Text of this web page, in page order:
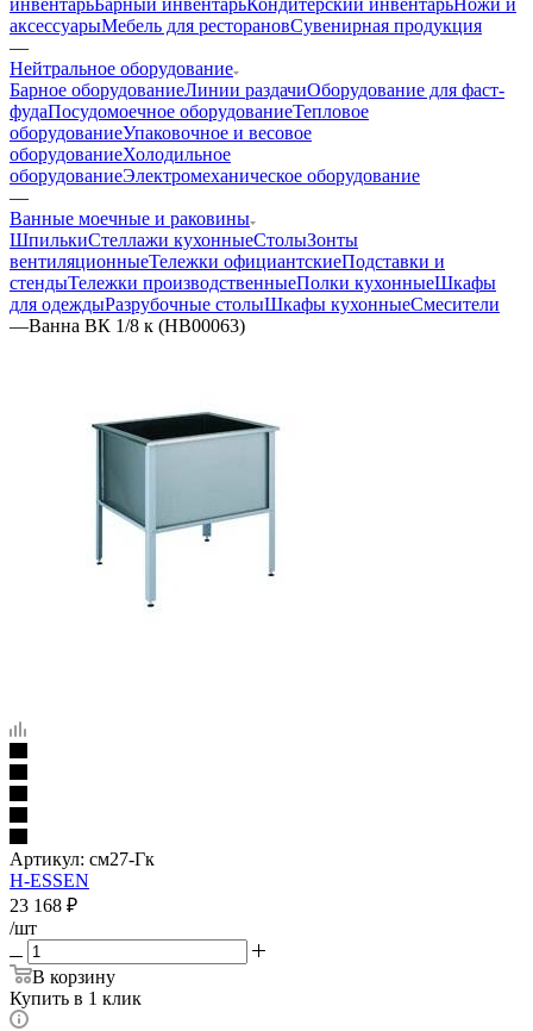
аксессуарыМебель для ресторановСувенирная продукция
—
Нейтральное оборудование
Барное оборудованиеЛинии раздачиОборудование для фаст-
фудаПосудомоечное оборудованиеТепловое
оборудованиеУпаковочное и весовое
оборудованиеХолодильное
оборудованиеЭлектромеханическое оборудование
—
Ванные моечные и раковины
ШпилькиСтеллажи кухонныеСтолыЗонты
вентиляционныеТележки официантскиеПодставки и
стендыТележки производственныеПолки кухонныеШкафы
для одеждыРазрубочные столыШкафы кухонныеСмесители
—Ванна ВК 1/8 к (НВ00063)
Артикул: см27-Гк
H-ESSEN
23 168 ₽
/шт
В корзину
Купить в 1 клик